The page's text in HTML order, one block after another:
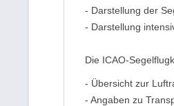
- Darstellung der
- Darstellung
Die ICAO-
- Übersicht zur
- Angaben zu